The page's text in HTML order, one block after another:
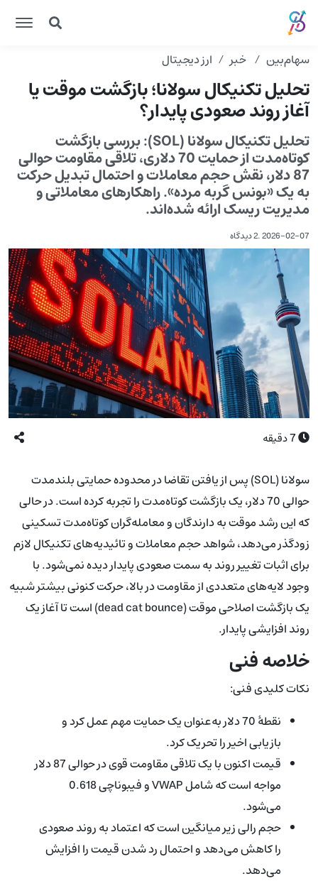
سهام‌بین خبر ارز دیجیتال
تحلیل تکنیکال سولانا؛ بازگشت موقت یا
آغاز روند صعودی پایدار؟
تحلیل تکنیکال سولانا (SOL): بررسی بازگشت
کوتاه‌مدت از حمایت 70 دلاری، تلاقی مقاومت حوالی
87 دلار، نقش حجم معاملات و احتمال تبدیل حرکت
به یک «بونس گربه مرده». راهکارهای معاملاتی و
مدیریت ریسک ارائه شده‌اند.
2026-02-07
.2 دیدگاه
7دقیقه
سولانا (SOL) پس از یافتن تقاضا در محدوده حمایتی بلندمدت
حوالی 70 دلار، یک بازگشت کوتاه‌مدت را تجربه کرده است. در حالی
که این رشد موقت به دارندگان و معامله‌گران کوتاه‌مدت تسکینی
زودگذر می‌دهد، شواهد حجم معاملات و تائیدیه‌های تکنیکال لازم
برای اثبات تغییر روند به سمت صعودی پایدار دیده نمی‌شود. با
وجود لایه‌های متعددی از مقاومت در بالا، حرکت کنونی بیشتر شبیه
یک بازگشت اصلاحی موقت (dead cat bounce) است تا آغاز یک
روند افزایشی پایدار.
خلاصه فنی
نکات کلیدی فنی:
نقطهٔ 70 دلار به‌عنوان یک حمایت مهم عمل کرد و
بازیابی اخیر را تحریک کرد.
قیمت اکنون با یک تلاقی مقاومت قوی در حوالی 87 دلار
مواجه است که شامل VWAP و فیبوناچی 0.618
می‌شود.
حجم رالی زیر میانگین است که اعتماد به روند صعودی
را کاهش می‌دهد و احتمال رد شدن قیمت را افزایش
می‌دهد.